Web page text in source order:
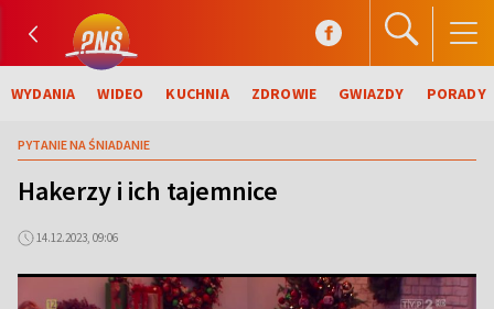
WYDANIA WIDEO KUCHNIA ZDROWIE GWIAZDY PORADY
PYTANIE NA ŚNIADANIE
Hakerzy i ich tajemnice
14.12.2023, 09:06